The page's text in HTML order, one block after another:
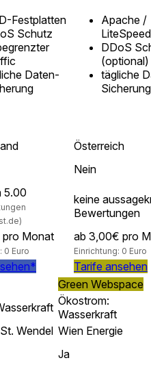
Festplatten
Schutz
Daten-
Apache /
DDoS
(optional)
tägliche
Sicherung
Österreich
Nein
5.00
keine
Bewertungen
pro Monat
0 Euro
ab 3,00€ pro
Einrichtung: 0 Euro
Tarife ansehen
Green Webspace
Ökostrom:
Wasserkraft
Wendel Wien Energie
Ja